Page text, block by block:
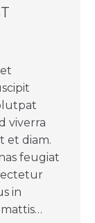
viverra
et diam.
feugiat
in